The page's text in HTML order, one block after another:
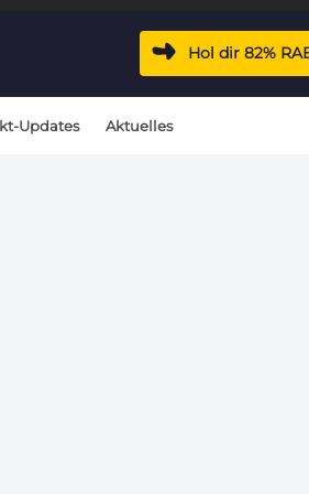
wp-includes/class-wp-
wp-includes/class-wp-
Hol dir 82%
Updates Aktuelles